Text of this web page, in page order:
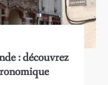
: découvrez